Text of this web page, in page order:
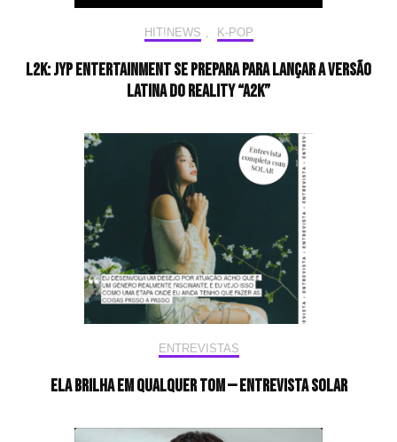
HIT!NEWS K-POP
L2K: JYP Entertainment se prepara para lançar a versão
latina do reality “A2K”
ENTREVISTAS
Ela brilha em qualquer tom — Entrevista Solar